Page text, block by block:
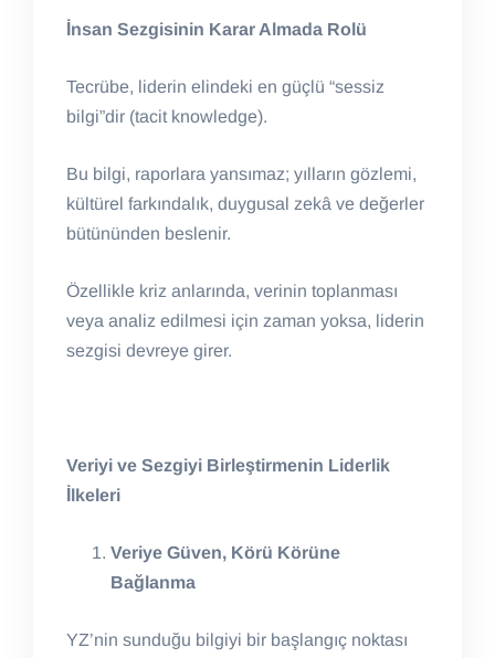
İnsan Sezgisinin Karar Almada Rolü
Tecrübe, liderin elindeki en güçlü “sessiz
bilgi”dir (tacit knowledge).
Bu bilgi, raporlara yansımaz; yılların gözlemi,
kültürel farkındalık, duygusal zekâ ve değerler
bütününden beslenir.
Özellikle kriz anlarında, verinin toplanması
veya analiz edilmesi için zaman yoksa, liderin
sezgisi devreye girer.
Veriyi ve Sezgiyi Birleştirmenin Liderlik
İlkeleri
Veriye Güven, Körü Körüne
Bağlanma
YZ’nin sunduğu bilgiyi bir başlangıç noktası